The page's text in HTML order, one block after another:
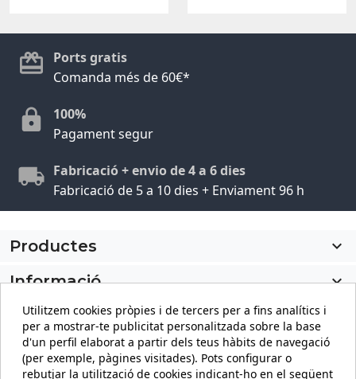
Ports gratis
Comanda més de 60€*
100%
Pagament segur
Fabricació + envio de 4 a 6 dies
Fabricació de 5 a 10 dies + Enviament 96 h
Productes

Informació

El meu compte
Informació sobre la botiga
keyboard_arrow_down
Utilitzem cookies pròpies i de tercers per a fins analítics i
per a mostrar-te publicitat personalitzada sobre la base
d'un perfil elaborat a partir dels teus hàbits de navegació
(per exemple, pàgines visitades). Pots configurar o
rebutjar la utilització de cookies indicant-ho en el següent